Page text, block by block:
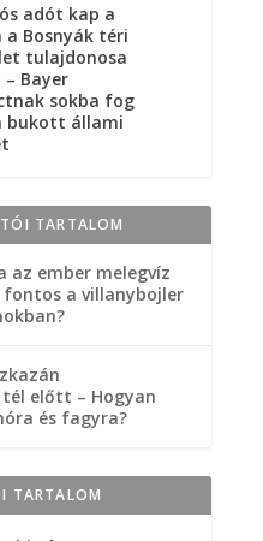
adót kap a
a Bosnyák téri
tulajdonosa
Bayer
sokba fog
bukott állami
TARTALOM
az ember melegvíz
fontos a villanybojler
előtt – Hogyan
és fagyra?
TARTALOM